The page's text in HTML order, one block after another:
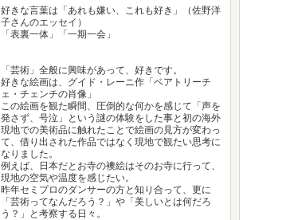
好きな言葉は「あれも嫌い、これも好き」（佐野洋
子さんのエッセイ）
「表裏一体」「一期一会」
「芸術」全般に興味があって、好きです。
好きな絵画は、グイド・レーニ作「ベアトリーチ
ェ・チェンチの肖像」
この絵画を観た瞬間、圧倒的な何かを感じて「声を
発さず、号泣」という謎の体験をした事と初の海外
現地での美術品に触れたことで絵画の見方が変わっ
て、借り出された作品ではなく現地で観たい思考に
なりました。
例えば、日本だとお寺の襖絵はそのお寺に行って、
現地の空気や温度を感じたい。
昨年セミプロのダンサーの方と知り合って、更に
「芸術ってなんだろう？」や「美しいとは何だろ
う？」と考察する日々。